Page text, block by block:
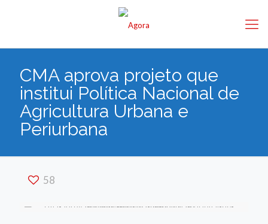
CMA aprova projeto que
institui Política Nacional de
Agricultura Urbana e
Periurbana
58